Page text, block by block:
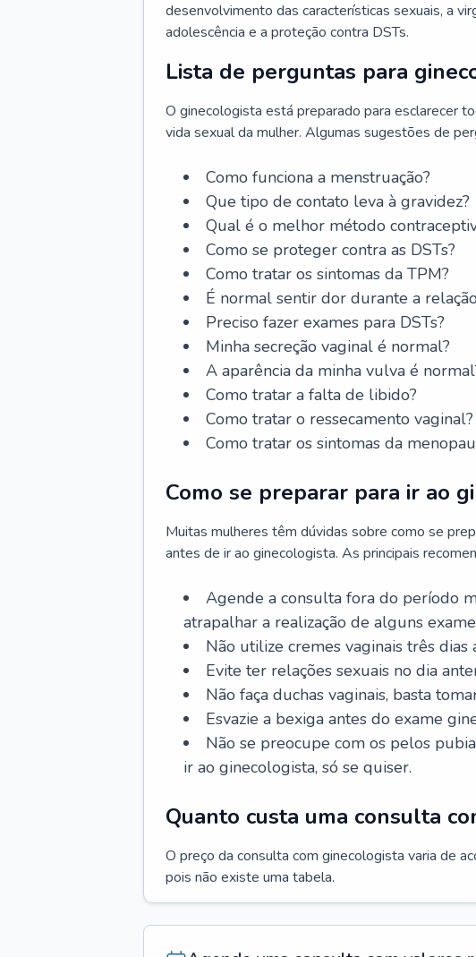
desenvolvimento das características sexuais, a
adolescência e a proteção contra DSTs.
Lista de perguntas para
O ginecologista está preparado para esclarecer
vida sexual da mulher. Algumas sugestões de
Como funciona a menstruação?
Que tipo de contato leva à gravidez?
Qual é o melhor método
Como se proteger contra as DSTs?
Como tratar os sintomas da TPM?
É normal sentir dor durante a
Preciso fazer exames para DSTs?
Minha secreção vaginal é normal?
A aparência da minha vulva é
Como tratar a falta de libido?
Como tratar o ressecamento vaginal?
Como tratar os sintomas da
Como se preparar para ir ao
Muitas mulheres têm dúvidas sobre como se
antes de ir ao ginecologista. As principais
Agende a consulta fora do período
atrapalhar a realização de alguns
Não utilize cremes vaginais três dias
Evite ter relações sexuais no dia
Não faça duchas vaginais, basta
Esvazie a bexiga antes do exame
Não se preocupe com os pelos
ir ao ginecologista, só se quiser.
Quanto custa uma consulta
O preço da consulta com ginecologista varia de
pois não existe uma tabela.